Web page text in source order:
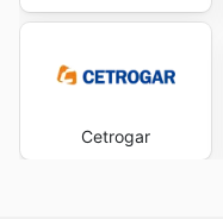
Cetrogar